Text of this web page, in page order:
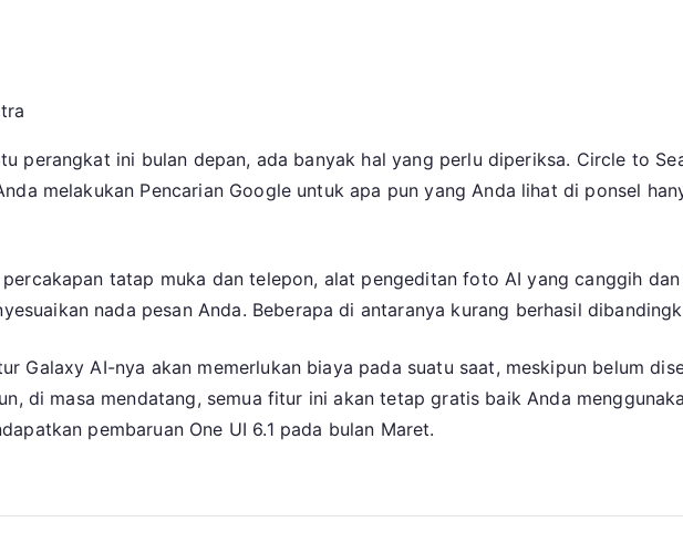
perangkat ini bulan depan, ada banyak hal yang perlu diperiksa. Circle to
melakukan Pencarian Google untuk apa pun yang Anda lihat di ponsel
tatap muka dan telepon, alat pengeditan foto AI yang canggih
nada pesan Anda. Beberapa di antaranya kurang berhasil
Galaxy AI-nya akan memerlukan biaya pada suatu saat, meskipun belum
di masa mendatang, semua fitur ini akan tetap gratis baik Anda
pembaruan One UI 6.1 pada bulan Maret.